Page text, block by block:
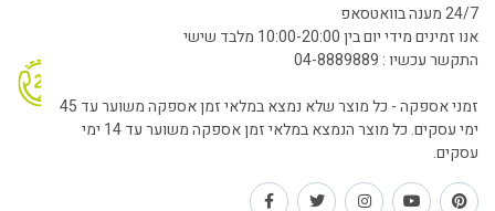
24/7 מענה בוואטסאפ
אנו זמינים מידי יום בין 10:00-20:00 מלבד שישי
התקשר עכשיו : 04-8889889
זמני אספקה - כל מוצר שלא נמצא במלאי זמן אספקה משוער עד 45
ימי עסקים. כל מוצר הנמצא במלאי זמן אספקה משוער עד 14 ימי
עסקים.